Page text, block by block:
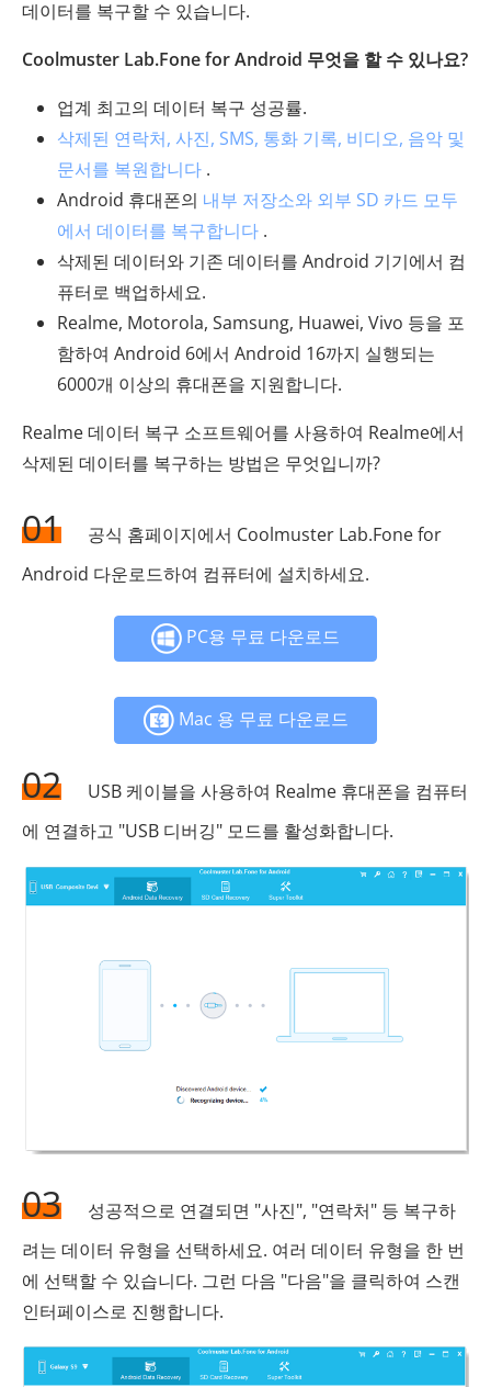
데이터를 복구할 수 있습니다.
Coolmuster Lab.Fone for Android 무엇을 할 수 있나요?
업계 최고의 데이터 복구 성공률.
삭제된 연락처, 사진, SMS, 통화 기록, 비디오, 음악 및
문서를 복원합니다 .
Android 휴대폰의 내부 저장소와 외부 SD 카드 모두
에서 데이터를 복구합니다 .
삭제된 데이터와 기존 데이터를 Android 기기에서 컴
퓨터로 백업하세요.
Realme, Motorola, Samsung, Huawei, Vivo 등을 포
함하여 Android 6에서 Android 16까지 실행되는
6000개 이상의 휴대폰을 지원합니다.
Realme 데이터 복구 소프트웨어를 사용하여 Realme에서
삭제된 데이터를 복구하는 방법은 무엇입니까?
01
공식 홈페이지에서 Coolmuster Lab.Fone for
Android 다운로드하여 컴퓨터에 설치하세요.
PC용 무료 다운로드
Mac 용 무료 다운로드
02
USB 케이블을 사용하여 Realme 휴대폰을 컴퓨터
에 연결하고 "USB 디버깅" 모드를 활성화합니다.
03
성공적으로 연결되면 "사진", "연락처" 등 복구하
려는 데이터 유형을 선택하세요. 여러 데이터 유형을 한 번
에 선택할 수 있습니다. 그런 다음 "다음"을 클릭하여 스캔
인터페이스로 진행합니다.